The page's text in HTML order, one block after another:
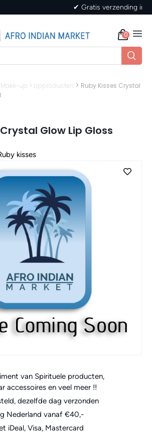
in Nederland vanaf 40,-
0
Make-up > Lipproducten > Ruby Kisses Crystal
Glow Lip Gloss
kisses
van Spirituele producten,
accessoires en veel meer !!
dezelfde dag verzonden
Nederland vanaf €40,-
iDeal, Visa, Mastercard